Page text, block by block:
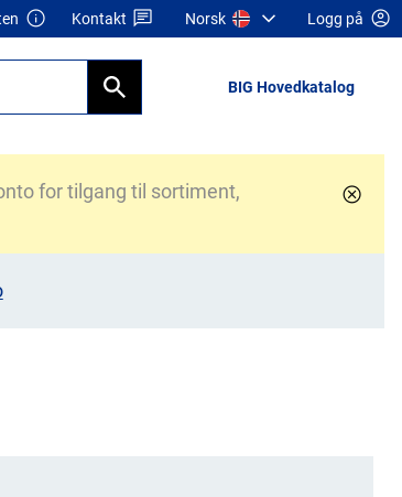
Kontakt Norsk Logg på
BIG Hovedkatalog
for tilgang til sortiment,